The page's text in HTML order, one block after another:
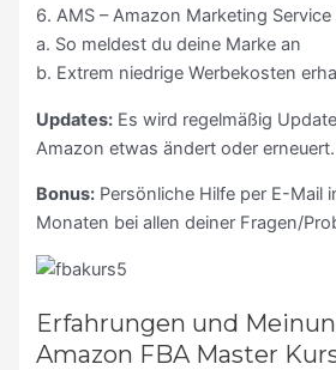
6. AMS – Amazon Marketing Service
a. So meldest du deine Marke an
b. Extrem niedrige Werbekosten
Updates: Es wird regelmäßig
Amazon etwas ändert oder erneuert.
Bonus: Persönliche Hilfe per E-Mail
Monaten bei allen deiner Fragen/
Erfahrungen und
Amazon FBA Master